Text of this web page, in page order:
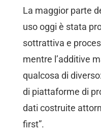
La maggior parte
uso oggi è stata
sottrattiva e
mentre l’additive
qualcosa di
di piattaforme di
dati costruite
first”.